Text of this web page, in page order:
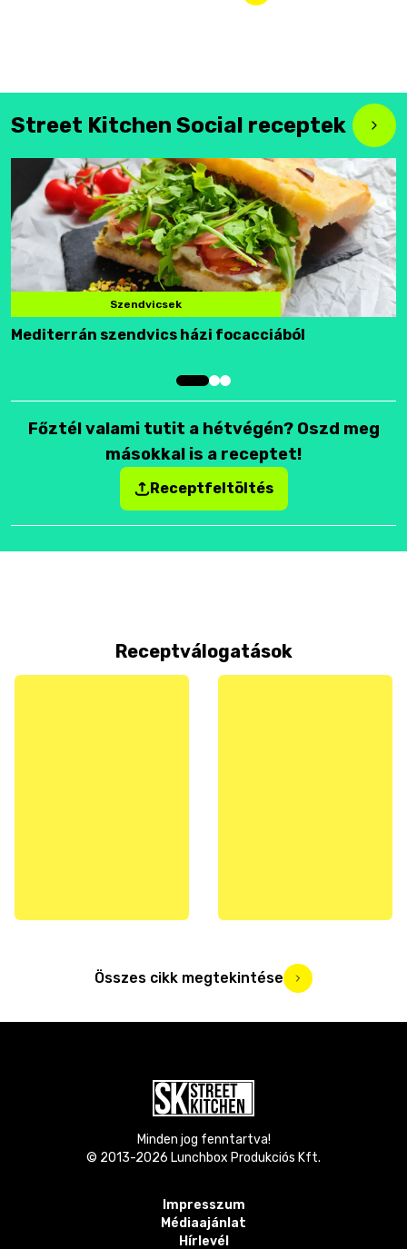
Street Kitchen Social receptek
Szendvicsek
Mediterrán szendvics házi focacciából
Főztél valami tutit a hétvégén? Oszd meg
másokkal is a receptet!
Receptfeltöltés
Receptválogatások
Összes cikk megtekintése
Minden jog fenntartva!
© 2013-2026 Lunchbox Produkciós Kft.
Impresszum
Médiaajánlat
Hírlevél